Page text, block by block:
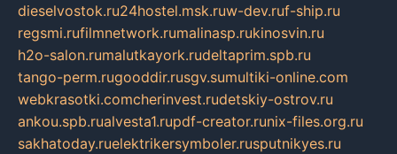
dieselvostok.ru24hostel.msk.ruw-dev.ruf-ship.ru
regsmi.rufilmnetwork.rumalinasp.rukinosvin.ru
h2o-salon.rumalutkayork.rudeltaprim.spb.ru
tango-perm.rugooddir.rusgv.sumultiki-online.com
webkrasotki.comcherinvest.rudetskiy-ostrov.ru
ankou.spb.rualvesta1.rupdf-creator.runix-files.org.ru
sakhatoday.ruelektrikersymboler.rusputnikyes.ru